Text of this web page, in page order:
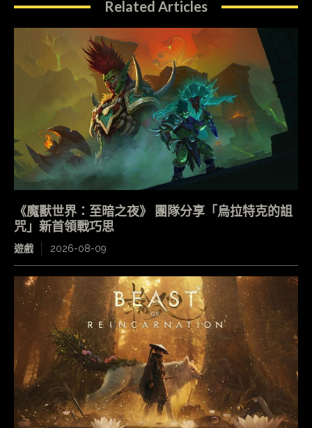
Related Articles
《魔獸世界：至暗之夜》 團隊分享「烏拉特克的詛
咒」新首領戰巧思
遊戲 2026-08-09